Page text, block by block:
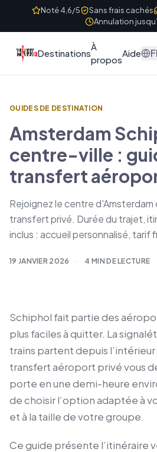
Skip to content
Noté 4,6/5 Sans frais cachés
Annulation
Destinations
À
propos
Aide
GUIDES DE DESTINATION
Amsterdam
centre-ville :
transfert
Rejoignez le centre d'Amsterdam
transfert privé. Durée du trajet,
inclus : accueil personnalisé, tarif
19 JANVIER 2026 · 4 MIN DE LECTURE
Schiphol fait partie des
plus faciles à quitter. La
trains partent depuis
transfert aéroport privé vous
porte en une demi-heure
de choisir l’option adaptée à
et à la taille de votre groupe.
Ce guide présente l’itinéraire